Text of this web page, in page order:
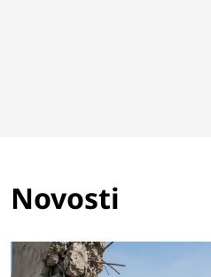
Novosti